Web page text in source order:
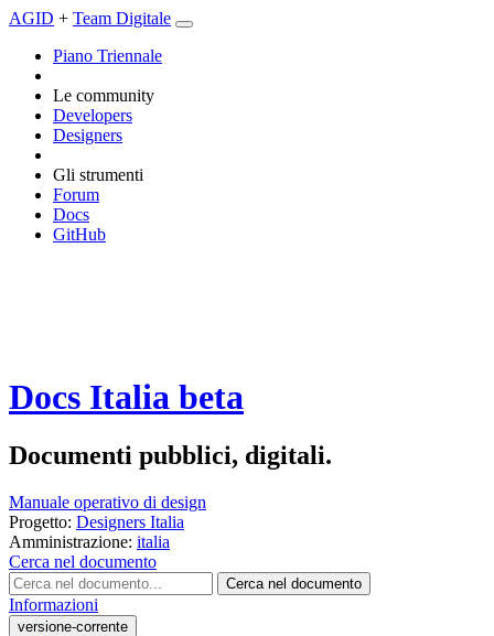
AGID + Team Digitale
Piano Triennale
Le community
Developers
Designers
Gli strumenti
Forum
Docs
GitHub
Docs Italia beta
Documenti pubblici, digitali.
Manuale operativo di design
Progetto: Designers Italia
Amministrazione: italia
Cerca nel documento
Cerca nel documento
Informazioni
versione-corrente